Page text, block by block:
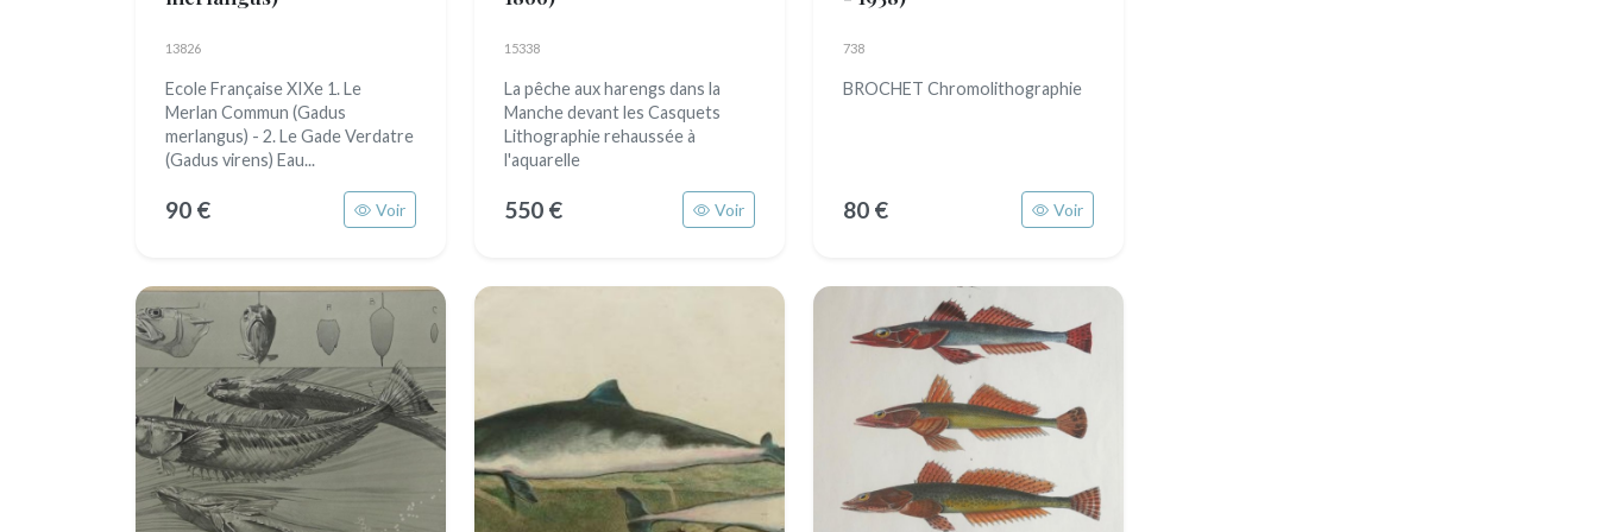
13826
Ecole Française XIXe 1. Le
Merlan Commun (Gadus
merlangus) - 2. Le Gade Verdatre
(Gadus virens) Eau...
90 € Voir
15338
La pêche aux harengs dans la
Manche devant les Casquets
Lithographie rehaussée à
l'aquarelle
550 € Voir
738
BROCHET Chromolithographie
80 € Voir